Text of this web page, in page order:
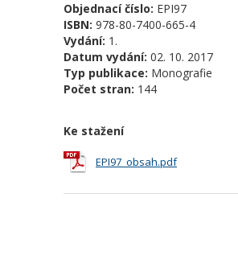
Objednací číslo: EPI97
ISBN: 978-80-7400-665-4
Vydání: 1.
Datum vydání: 02. 10. 2017
Typ publikace: Monografie
Počet stran: 144
Ke stažení
EPI97_obsah.pdf